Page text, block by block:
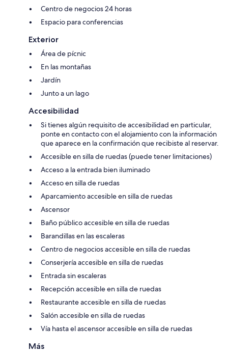
Centro de negocios 24 horas
Espacio para conferencias
Exterior
Área de pícnic
En las montañas
Jardín
Junto a un lago
Accesibilidad
Si tienes algún requisito de accesibilidad en particular,
ponte en contacto con el alojamiento con la información
que aparece en la confirmación que recibiste al reservar.
Accesible en silla de ruedas (puede tener limitaciones)
Acceso a la entrada bien iluminado
Acceso en silla de ruedas
Aparcamiento accesible en silla de ruedas
Ascensor
Baño público accesible en silla de ruedas
Barandillas en las escaleras
Centro de negocios accesible en silla de ruedas
Conserjería accesible en silla de ruedas
Entrada sin escaleras
Recepción accesible en silla de ruedas
Restaurante accesible en silla de ruedas
Salón accesible en silla de ruedas
Vía hasta el ascensor accesible en silla de ruedas
Más